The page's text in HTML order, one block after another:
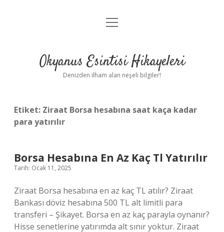
Anasayfa
Yasal Uyarı
menüyü
Okyanus Esintisi Hikayeleri
Denizden ilham alan neşeli bilgiler!
Etiket: Ziraat Borsa hesabına saat kaça kadar
para yatırılır
Borsa Hesabına En Az Kaç Tl Yatırılır
Tarih: Ocak 11, 2025
Ziraat Borsa hesabına en az kaç TL atılır? Ziraat
Bankası döviz hesabına 500 TL alt limitli para
transferi – Şikayet. Borsa en az kaç parayla oynanır?
Hisse senetlerine yatırımda alt sınır yoktur. Ziraat